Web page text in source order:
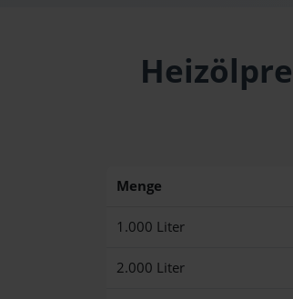
Menge
1.000 Liter
2.000 Liter